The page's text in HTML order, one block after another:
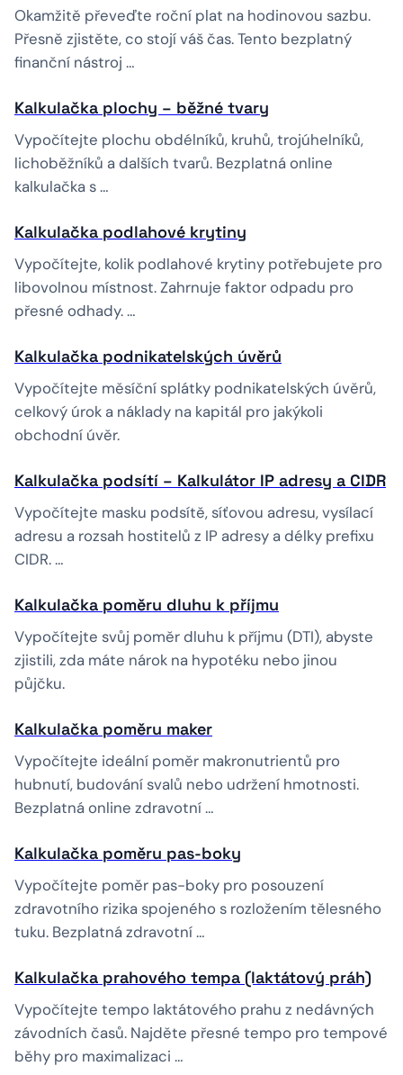
Okamžitě převeďte roční plat na hodinovou sazbu.
Přesně zjistěte, co stojí váš čas. Tento bezplatný
finanční nástroj …
Kalkulačka plochy – běžné tvary
Vypočítejte plochu obdélníků, kruhů, trojúhelníků,
lichoběžníků a dalších tvarů. Bezplatná online
kalkulačka s …
Kalkulačka podlahové krytiny
Vypočítejte, kolik podlahové krytiny potřebujete pro
libovolnou místnost. Zahrnuje faktor odpadu pro
přesné odhady. …
Kalkulačka podnikatelských úvěrů
Vypočítejte měsíční splátky podnikatelských úvěrů,
celkový úrok a náklady na kapitál pro jakýkoli
obchodní úvěr.
Kalkulačka podsítí – Kalkulátor IP adresy a CIDR
Vypočítejte masku podsítě, síťovou adresu, vysílací
adresu a rozsah hostitelů z IP adresy a délky prefixu
CIDR. …
Kalkulačka poměru dluhu k příjmu
Vypočítejte svůj poměr dluhu k příjmu (DTI), abyste
zjistili, zda máte nárok na hypotéku nebo jinou
půjčku.
Kalkulačka poměru maker
Vypočítejte ideální poměr makronutrientů pro
hubnutí, budování svalů nebo udržení hmotnosti.
Bezplatná online zdravotní …
Kalkulačka poměru pas-boky
Vypočítejte poměr pas-boky pro posouzení
zdravotního rizika spojeného s rozložením tělesného
tuku. Bezplatná zdravotní …
Kalkulačka prahového tempa (laktátový práh)
Vypočítejte tempo laktátového prahu z nedávných
závodních časů. Najděte přesné tempo pro tempové
běhy pro maximalizaci …